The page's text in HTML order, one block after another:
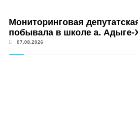
Мониторинговая
побывала в школе а. Адыге-
07.08.2026